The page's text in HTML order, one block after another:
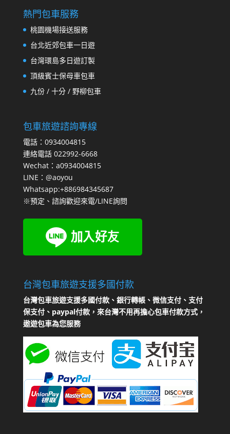
熱門包車服務
桃園機場接送服務
台北近郊包車一日遊
台灣環島多日遊訂製
頂級賓士保母車包車
九份 / 十分 / 野柳包車
包車旅遊諮詢專線
電話：0934004815
連絡電話 022992-6668
Wechat：a0934004815
LINE：@aoyou
Whatsapp:+886984345687
※預定、諮詢歡迎來電/LINE詢問
台灣包車旅遊支援多國付款
台灣包車旅遊支援多國付款、銀行轉帳、微信支付、支付
保支付、paypal付款，來台灣不用再擔心包車付款方式，
遨遊包車為您服務